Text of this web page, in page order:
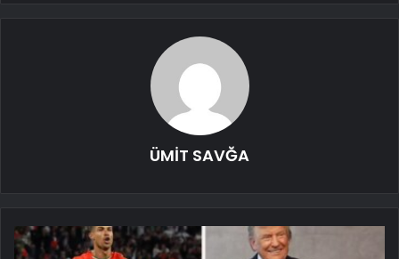
ÜMİT SAVĞA